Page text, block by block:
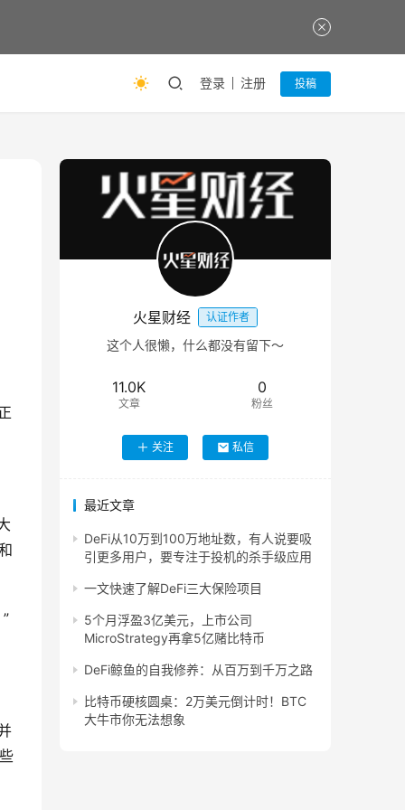
登录 注册 投稿
火星财经 认证作者
这个人很懒，什么都没有留下～
11.0K
文章
0
粉丝
关注 私信
最近文章
DeFi从10万到100万地址数，有人说要吸
引更多用户，要专注于投机的杀手级应用
一文快速了解DeFi三大保险项目
5个月浮盈3亿美元，上市公司
MicroStrategy再拿5亿赌比特币
DeFi鲸鱼的自我修养：从百万到千万之路
比特币硬核圆桌：2万美元倒计时！BTC
大牛市你无法想象